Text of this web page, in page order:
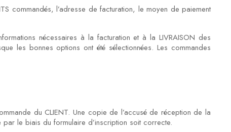
commandés, l’adresse de facturation, le moyen de paiement
nécessaires à la facturation et à la LIVRAISON des
les bonnes options ont été sélectionnées. Les commandes
du CLIENT. Une copie de l’accusé de réception de la
le biais du formulaire d’inscription soit correcte.